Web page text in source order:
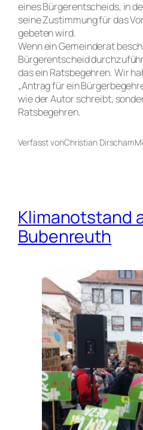
eines Bürgerentscheids, in
seine Zustimmung für das
gebeten wird.
Wenn ein Gemeinderat
Bürgerentscheid
das ein Ratsbegehren. Wir
„Antrag für ein
wie der Autor schreibt,
Ratsbegehren.
Verfasst vonChristian Dirscham
Klimanotstand
Bubenreuth